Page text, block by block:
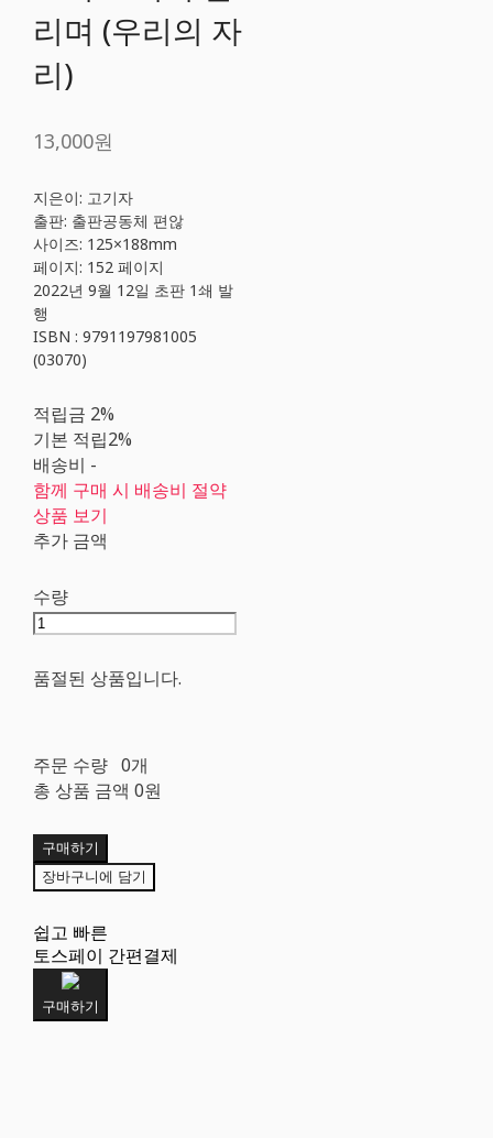
리며 (우리의 자
리)
13,000원
지은이: 고기자
출판: 출판공동체 편않
사이즈: 125×188mm
페이지: 152 페이지
2022년 9월 12일 초판 1쇄 발
행
ISBN : 9791197981005
(03070)
적립금 2%
기본 적립2%
배송비 -
함께 구매 시 배송비 절약
상품 보기
추가 금액
수량
품절된 상품입니다.
주문 수량 0개
총 상품 금액 0원
구매하기
장바구니에 담기
쉽고 빠른
토스페이 간편결제
구매하기